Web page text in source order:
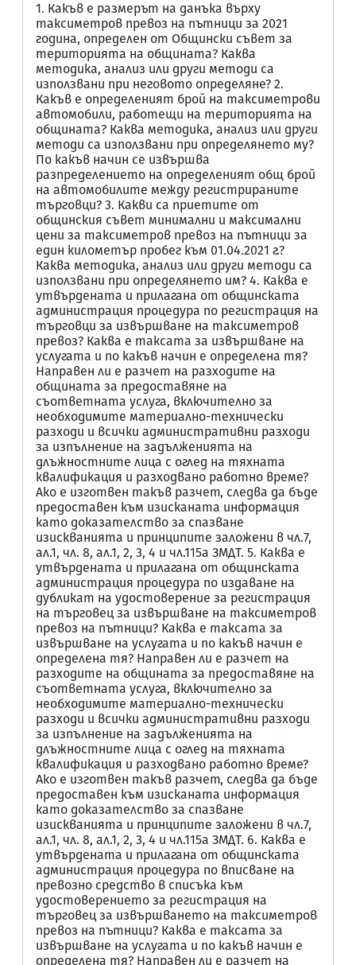
1. Какъв е размерът на данъка върху
таксиметров превоз на пътници за 2021
година, определен от Общински съвет за
територията на общината? Каква
методика, анализ или други методи са
използвани при неговото определяне? 2.
Какъв е определеният брой на таксиметрови
автомобили, работещи на територията на
общината? Каква методика, анализ или други
методи са използвани при определянето му?
По какъв начин се извършва
разпределението на определеният общ брой
на автомобилите между регистрираните
търговци? 3. Какви са приетите от
общинския съвет минимални и максимални
цени за таксиметров превоз на пътници за
един километър пробег към 01.04.2021 г.?
Каква методика, анализ или други методи са
използвани при определянето им? 4. Каква е
утвърдената и прилагана от общинската
администрация процедура по регистрация на
търговци за извършване на таксиметров
превоз? Каква е таксата за извършване на
услугата и по какъв начин е определена тя?
Направен ли е разчет на разходите на
общината за предоставяне на
съответната услуга, включително за
необходимите материално-технически
разходи и всички административни разходи
за изпълнение на задълженията на
длъжностните лица с оглед на тяхната
квалификация и разходвано работно време?
Ако е изготвен такъв разчет, следва да бъде
предоставен към изисканата информация
като доказателство за спазване
изискванията и принципите заложени в чл.7,
ал.1, чл. 8, ал.1, 2, 3, 4 и чл.115а ЗМДТ. 5. Каква е
утвърдената и прилагана от общинската
администрация процедура по издаване на
дубликат на удостоверение за регистрация
на търговец за извършване на таксиметров
превоз на пътници? Каква е таксата за
извършване на услугата и по какъв начин е
определена тя? Направен ли е разчет на
разходите на общината за предоставяне на
съответната услуга, включително за
необходимите материално-технически
разходи и всички административни разходи
за изпълнение на задълженията на
длъжностните лица с оглед на тяхната
квалификация и разходвано работно време?
Ако е изготвен такъв разчет, следва да бъде
предоставен към изисканата информация
като доказателство за спазване
изискванията и принципите заложени в чл.7,
ал.1, чл. 8, ал.1, 2, 3, 4 и чл.115а ЗМДТ. 6. Каква е
утвърдената и прилагана от общинската
администрация процедура по вписване на
превозно средство в списъка към
удостоверението за регистрация на
търговец за извършването на таксиметров
превоз на пътници? Каква е таксата за
извършване на услугата и по какъв начин е
определена тя? Направен ли е разчет на